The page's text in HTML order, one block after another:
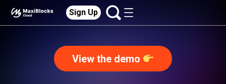
Sign Up
View the demo